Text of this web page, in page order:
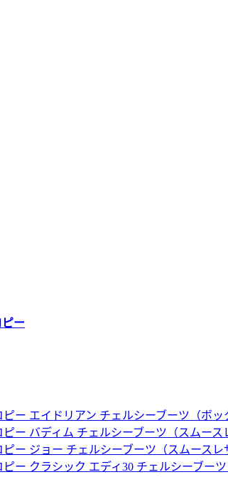
ー
ー エイドリアン チェルシーブーツ（ボ
ー バディム チェルシーブーツ（スムース
ー ジョー チェルシーブーツ（スムースレ
ー クラシック エディ30 チェルシーブー